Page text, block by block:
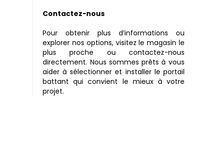
Contactez-nous
Pour obtenir plus d’informations ou
explorer nos options, visitez le magasin le
plus proche ou contactez-nous
directement. Nous sommes prêts à vous
aider à sélectionner et installer le portail
battant qui convient le mieux à votre
projet.